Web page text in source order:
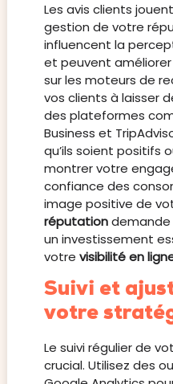
Les avis clients
gestion de votre
influencent la
et peuvent
sur les moteurs de
vos clients à laisser
des plateformes
Business et
qu’ils soient positifs
montrer votre
confiance des
image positive de
réputationdemande
un investissement
votre visibilité en
Suivi et
votre
Le suivi régulier de
crucial. Utilisez des